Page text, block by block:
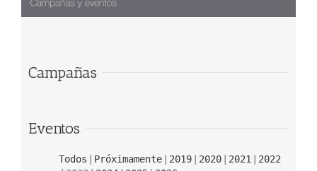
Campañas
Eventos
Todos Próximamente 2019 2020 2021
2022